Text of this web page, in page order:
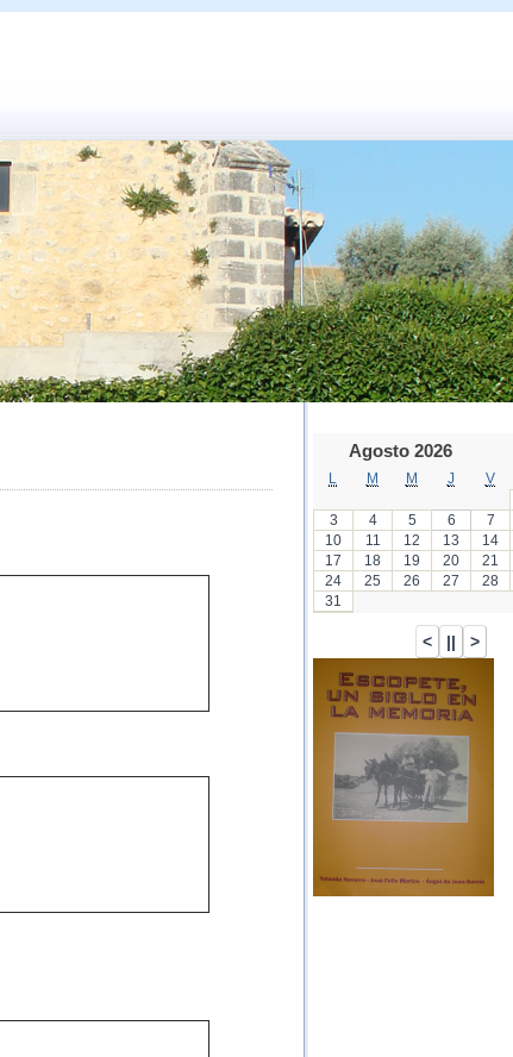
Agosto 2026
M M J V
3
4 5 6 7
10
11 12 13 14
17
18 19 20 21
24
25 26 27 28
31